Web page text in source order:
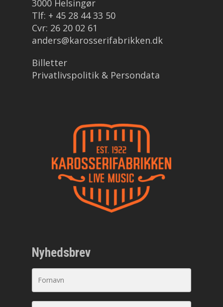
3000 Helsingør
Tlf: + 45 28 44 33 50
Cvr: 26 20 02 61
anders@karosserifabrikken.dk
Billetter
Privatlivspolitik & Persondata
Nyhedsbrev